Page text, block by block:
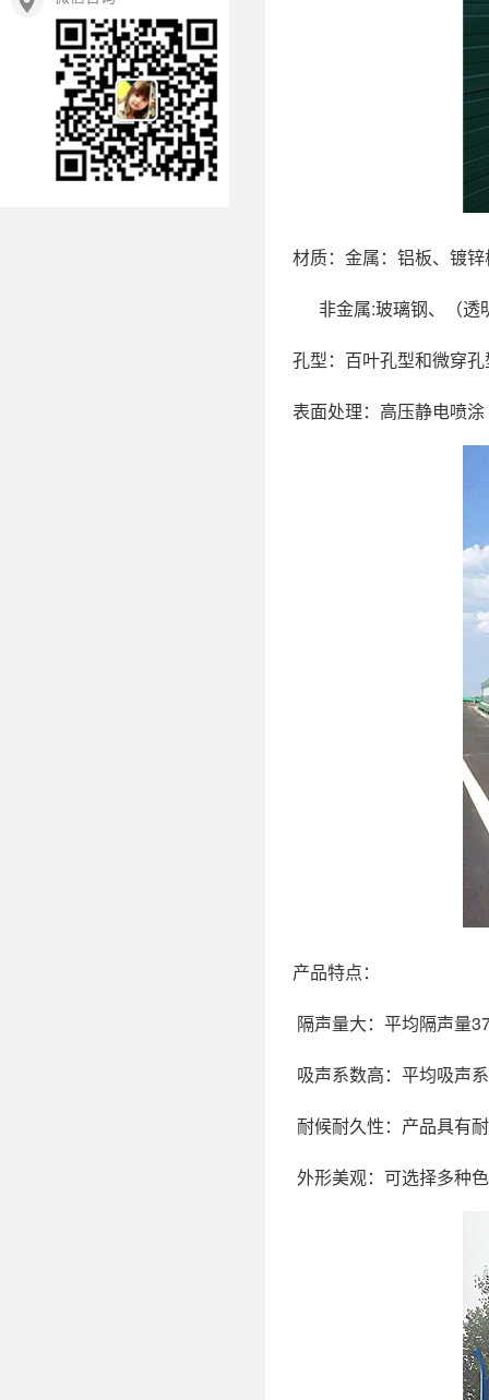
材质：金属：铝板、镀
非金属:玻璃钢、（透
孔型：百叶孔型和微穿孔
表面处理：高压静电喷
产品特点：
隔声量大：平均隔声量
吸声系数高：平均吸声
耐候耐久性：产品具有
外形美观：可选择多种